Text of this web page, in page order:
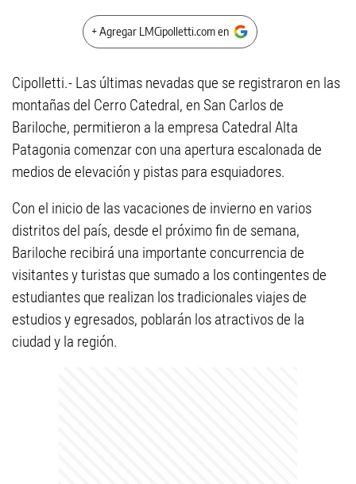
+ Agregar LMCipolletti.com en
Cipolletti.- Las últimas nevadas que se registraron en las
montañas del Cerro Catedral, en San Carlos de
Bariloche, permitieron a la empresa Catedral Alta
Patagonia comenzar con una apertura escalonada de
medios de elevación y pistas para esquiadores.
Con el inicio de las vacaciones de invierno en varios
distritos del país, desde el próximo fin de semana,
Bariloche recibirá una importante concurrencia de
visitantes y turistas que sumado a los contingentes de
estudiantes que realizan los tradicionales viajes de
estudios y egresados, poblarán los atractivos de la
ciudad y la región.